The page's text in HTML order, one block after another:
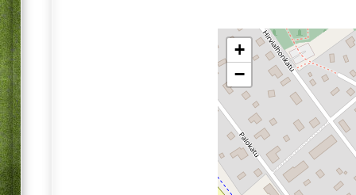
+
−